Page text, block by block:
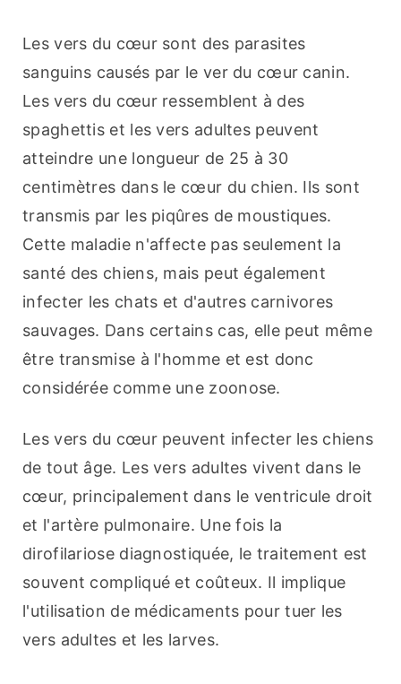
Les vers du cœur sont des parasites
sanguins causés par le ver du cœur canin.
Les vers du cœur ressemblent à des
spaghettis et les vers adultes peuvent
atteindre une longueur de 25 à 30
centimètres dans le cœur du chien. Ils sont
transmis par les piqûres de moustiques.
Cette maladie n'affecte pas seulement la
santé des chiens, mais peut également
infecter les chats et d'autres carnivores
sauvages. Dans certains cas, elle peut même
être transmise à l'homme et est donc
considérée comme une zoonose.
Les vers du cœur peuvent infecter les chiens
de tout âge. Les vers adultes vivent dans le
cœur, principalement dans le ventricule droit
et l'artère pulmonaire. Une fois la
dirofilariose diagnostiquée, le traitement est
souvent compliqué et coûteux. Il implique
l'utilisation de médicaments pour tuer les
vers adultes et les larves.